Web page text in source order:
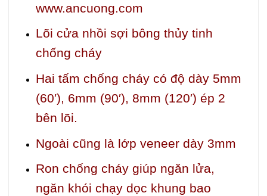
www.ancuong.com
Lõi cửa nhồi sợi bông thủy tinh
chống cháy
Hai tấm chống cháy có độ dày 5mm
(60′), 6mm (90′), 8mm (120′) ép 2
bên lõi.
Ngoài cũng là lớp veneer dày 3mm
Ron chống cháy giúp ngăn lửa,
ngăn khói chạy dọc khung bao